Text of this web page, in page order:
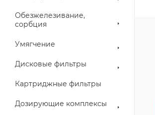
Обезжелезивание,
сорбция
Умягчение
Дисковые фильтры
Картриджные фильтры
Дозирующие комплексы